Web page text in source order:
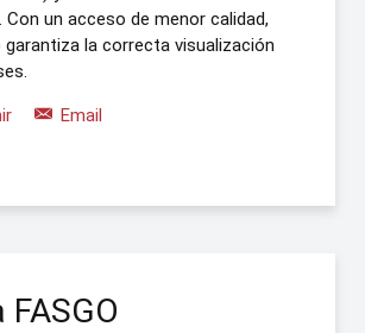
Con un acceso de menor calidad,
garantiza la correcta visualización
Email
FASGO
Directivo Nacional